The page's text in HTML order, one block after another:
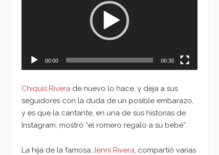
00:00 00:30
Chiquis Rivera de nuevo lo hace, y deja a sus
seguidores con la duda de un posible embarazo,
y es que la cantante, en una de sus historias de
Instagram, mostró “el romero regalo a su bebé”.
La hija de la famosa Jenni Rivera , compartió varias